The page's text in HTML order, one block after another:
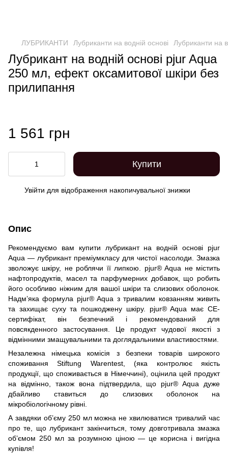
ЛУБРИКАНТИ Лубриканти на водній основі Лубриканти на
Лубрикант на водній основі pjur Aqua
250 мл, ефект оксамитової шкіри без
прилипання
1 561 грн
Купити
Увійти для відображення накопичувальної знижки
Опис
Рекомендуємо вам купити лубрикант на водній основі pjur
Aqua — лубрикант преміумкласу для чистої насолоди. Змазка
зволожує шкіру, не роблячи її липкою. pjur® Aqua не містить
нафтопродуктів, масел та парфумерних добавок, що робить
його особливо ніжним для вашої шкіри та слизових оболонок.
Надм’яка формула pjur® Aqua з тривалим ковзанням живить
та захищає суху та пошкоджену шкіру. pjur® Aqua має СЕ-
сертифікат, він безпечний і рекомендований для
повсякденного застосування. Це продукт чудової якості з
відмінними змащувальними та доглядальними властивостями.
Незалежна німецька комісія з безпеки товарів широкого
споживання Stiftung Warentest, (яка контролює якість
продукції, що споживається в Німеччині), оцінила цей продукт
на відмінно, також вона підтвердила, що pjur® Aqua дуже
дбайливо ставиться до слизових оболонок на
мікробіологічному рівні.
А завдяки об’єму 250 мл можна не хвилюватися тривалий час
про те, що лубрикант закінчиться, тому довготривала змазка
об’ємом 250 мл за розумною ціною — це корисна і вигідна
купівля!